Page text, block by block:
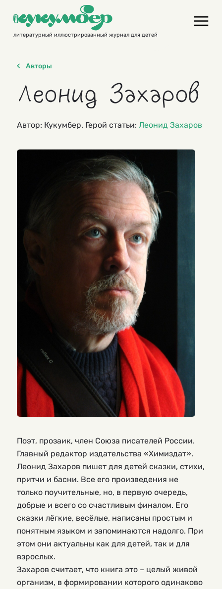
contentлитературный иллюстрированный журнал для детей
Авторы
Леонид Захаров
Автор: Кукумбер. Герой статьи: Леонид Захаров
Поэт, прозаик, член Союза писателей России.
Главный редактор издательства «Химиздат».
Леонид Захаров пишет для детей сказки, стихи,
притчи и басни. Все его произведения не
только поучительные, но, в первую очередь,
добрые и всего со счастливым финалом. Его
сказки лёгкие, весёлые, написаны простым и
понятным языком и запоминаются надолго. При
этом они актуальны как для детей, так и для
взрослых.
Захаров считает, что книга это – целый живой
организм, в формировании которого одинаково